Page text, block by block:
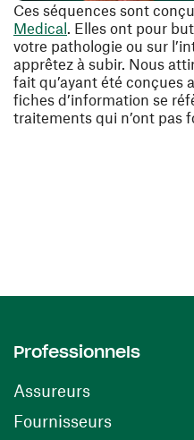
Ces séquences sont
Medical (ouvre une
. Elles ont pour
votre pathologie ou sur
apprêtez à subir. Nous
fait qu’ayant été conçues
fiches d’information se
traitements qui n’ont pas
Professionnels
Assureurs
Fournisseurs(ouvre une